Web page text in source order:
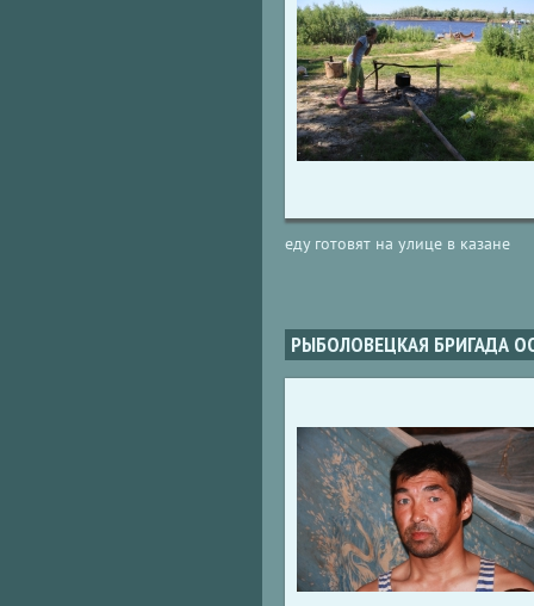
еду готовят на улице в казане
РЫБОЛОВЕЦКАЯ БРИГАДА